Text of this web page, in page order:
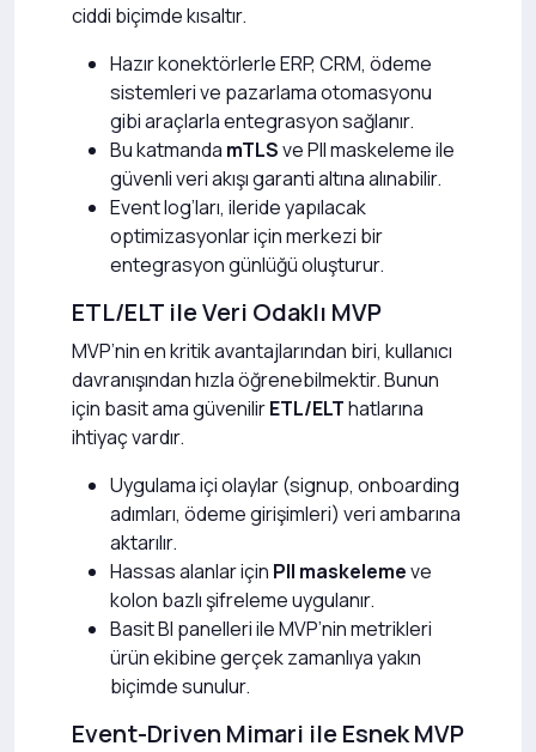
ciddi biçimde kısaltır.
Hazır konektörlerle ERP, CRM, ödeme
sistemleri ve pazarlama otomasyonu
gibi araçlarla entegrasyon sağlanır.
Bu katmanda mTLSve PII maskeleme ile
güvenli veri akışı garanti altına alınabilir.
Event log’ları, ileride yapılacak
optimizasyonlar için merkezi bir
entegrasyon günlüğü oluşturur.
ETL/ELT ile Veri Odaklı MVP
MVP’nin en kritik avantajlarından biri, kullanıcı
davranışından hızla öğrenebilmektir. Bunun
için basit ama güvenilirETL/ELThatlarına
ihtiyaç vardır.
Uygulama içi olaylar (signup, onboarding
adımları, ödeme girişimleri) veri ambarına
aktarılır.
Hassas alanlar için PII maskelemeve
kolon bazlı şifreleme uygulanır.
Basit BI panelleri ile MVP’nin metrikleri
ürün ekibine gerçek zamanlıya yakın
biçimde sunulur.
Event-Driven Mimari ile Esnek MVP